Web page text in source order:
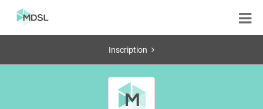
Inscription